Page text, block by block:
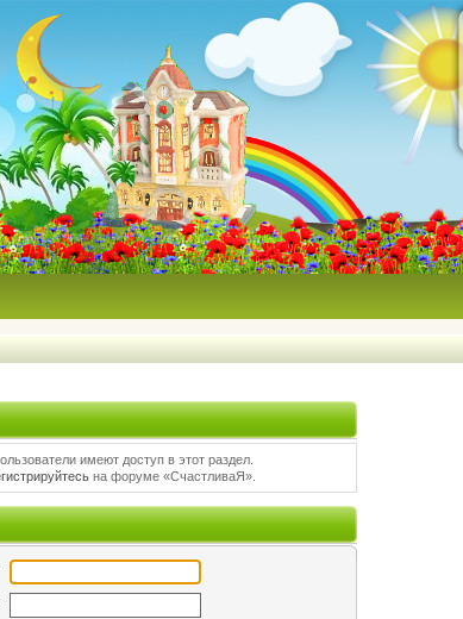
имеют доступ в этот раздел.
на форуме «СчастливаЯ».